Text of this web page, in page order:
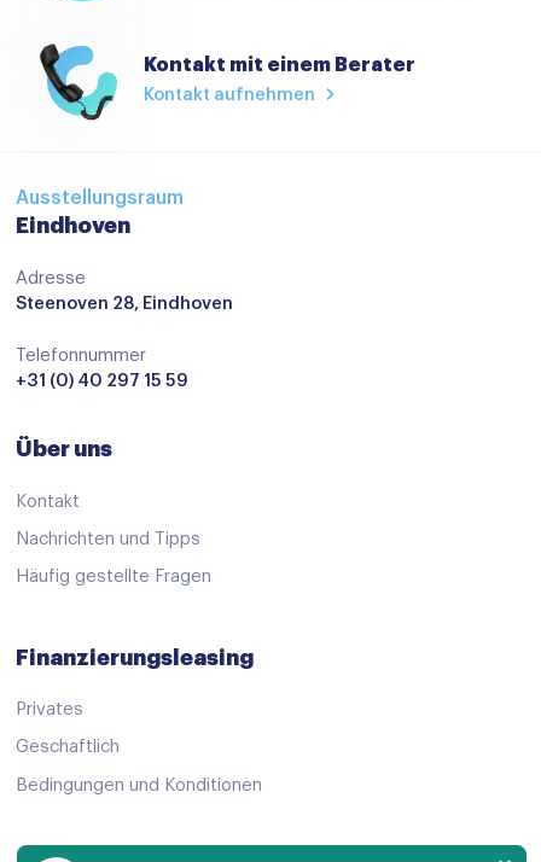
Hill hold functie
Isofix bevestiging voor kinderzitjes
Vermoeidheids herkenning
airco automatisch
Apple Carplay/Android Auto
centrale vergrendeling met afstandsbediening
Dab
extra getint glas achter
lendesteun(en) verstelbaar
multimedia scherm middel
Rijstrooksensor met correctie
schakelpaddles
stuur multifunctioneel
Uitparkeer waarschuwing
Kontakt mit einem Berater
Kontakt aufnehmen
Ausstellungsraum
Eindhoven
Adresse
Steenoven 28, Eindhoven
Telefonnummer
+31 (0) 40 297 15 59
Über uns
Kontakt
Nachrichten und Tipps
Häufig gestellte Fragen
Finanzierungsleasing
Privates
Geschaftlich
Bedingungen und Konditionen